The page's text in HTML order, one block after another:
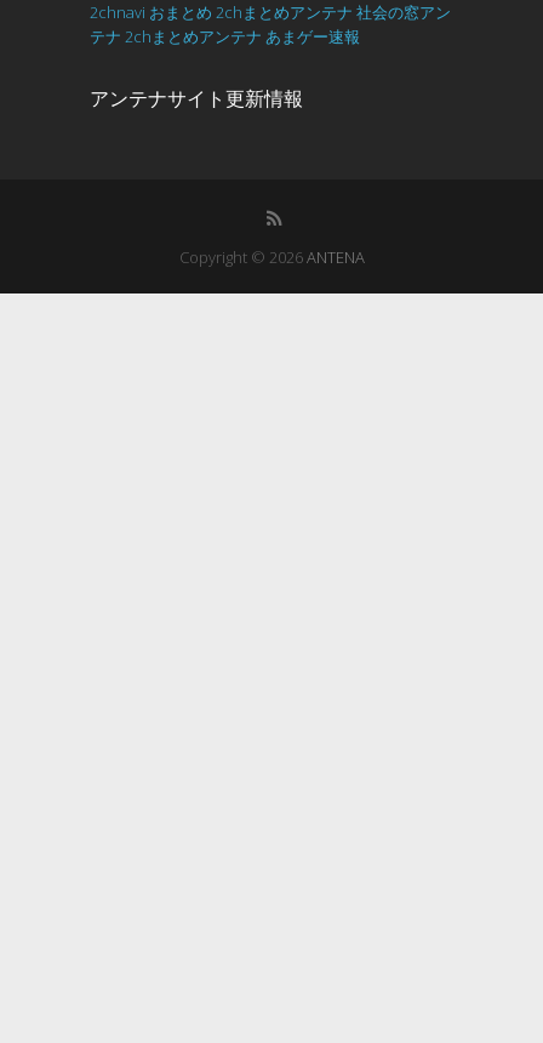
2chnavi おまとめ 2chまとめアンテナ 社会の窓アン
テナ 2chまとめアンテナ あまゲー速報
アンテナサイト更新情報
Copyright © 2026ANTENA